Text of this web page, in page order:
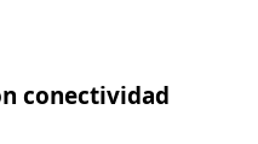
conectividad